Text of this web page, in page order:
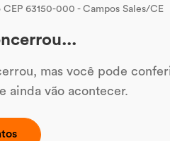
CEP 63150-000 - Campos Sales/CE
mas você pode
ainda vão acontecer.